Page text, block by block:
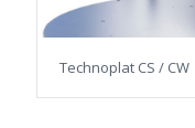
Technoplat CS / CW